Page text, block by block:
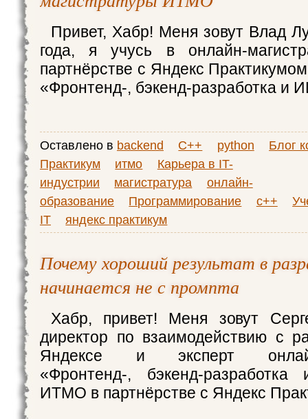
Привет, Хабр! Меня зовут Влад
года, я учусь в онлайн-
партнёрстве с Яндекс
«Фронтенд-, бэкенд-разработка и
Оставлено в backend C++ python
Блог
Практикум
итмо
Карьера в IT-
индустрии
магистратура
онлайн-
образование
Программирование с++
IT
яндекс практикум
Почему хороший результат в
начинается не с промпта
Хабр, привет! Меня зовут
директор по взаимодействию с
Яндексе и эксперт онлайн-
«Фронтенд-, бэкенд-
ИТМО в партнёрстве с Яндекс